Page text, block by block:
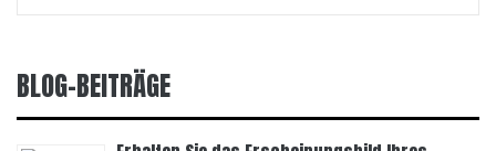
BLOG-BEITRÄGE